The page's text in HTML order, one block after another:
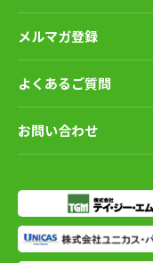
メルマガ登録
よくあるご質問
お問い合わせ